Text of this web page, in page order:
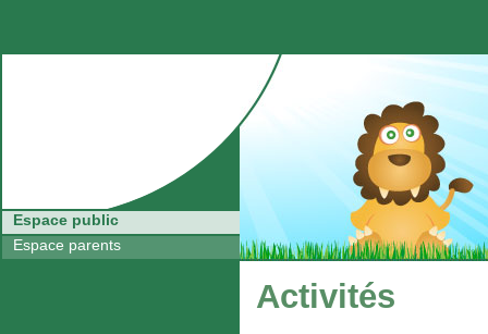
Espace public
Espace parents
Activités